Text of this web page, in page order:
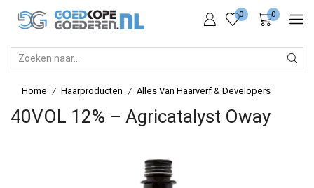
0 0
Home / Haarproducten / Alles Van Haarverf & Developers
40VOL 12% – Agricatalyst Oway